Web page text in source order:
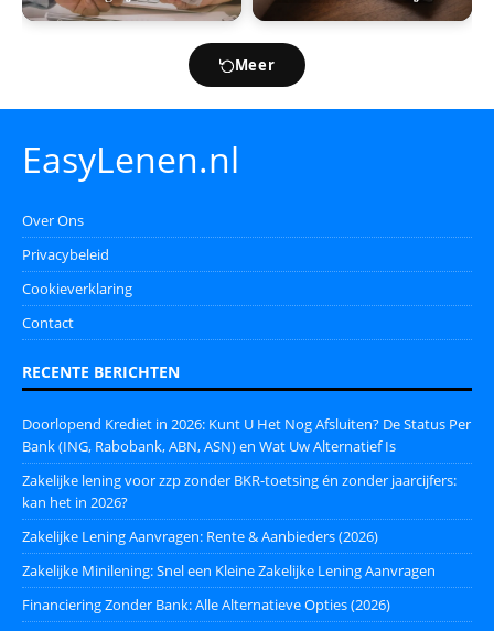
Geld Lenen
Mogelijkheden in 2026?
Meer
EasyLenen.nl
Over Ons
Privacybeleid
Cookieverklaring
Contact
RECENTE BERICHTEN
Doorlopend Krediet in 2026: Kunt U Het Nog Afsluiten? De Status Per
Bank (ING, Rabobank, ABN, ASN) en Wat Uw Alternatief Is
Zakelijke lening voor zzp zonder BKR-toetsing én zonder jaarcijfers:
kan het in 2026?
Zakelijke Lening Aanvragen: Rente & Aanbieders (2026)
Zakelijke Minilening: Snel een Kleine Zakelijke Lening Aanvragen
Financiering Zonder Bank: Alle Alternatieve Opties (2026)